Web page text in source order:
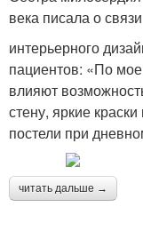
века писала о связи
интерьерного
пациентов: «По
влияют
стену, яркие
постели при
читать дальше →